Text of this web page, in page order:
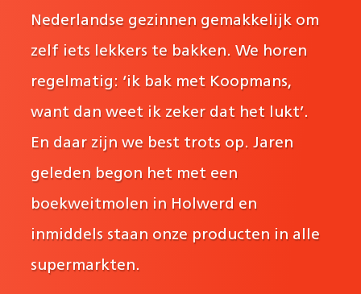
Nederlandse gezinnen gemakkelijk om
zelf iets lekkers te bakken. We horen
regelmatig: ‘ik bak met Koopmans,
want dan weet ik zeker dat het lukt’.
En daar zijn we best trots op. Jaren
geleden begon het met een
boekweitmolen in Holwerd en
inmiddels staan onze producten in alle
supermarkten.